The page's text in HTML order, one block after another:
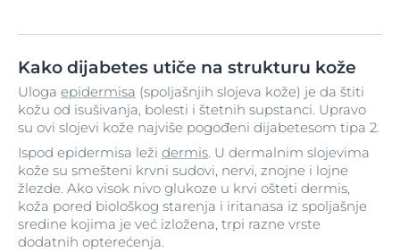
Kako dijabetes utiče na strukturu kože
Uloga epidermisa (spoljašnjih slojeva kože) je da štiti
kožu od isušivanja, bolesti i štetnih supstanci. Upravo
su ovi slojevi kože najviše pogođeni dijabetesom tipa 2.
Ispod epidermisa leži dermis. U dermalnim slojevima
kože su smešteni krvni sudovi, nervi, znojne i lojne
žlezde. Ako visok nivo glukoze u krvi ošteti dermis,
koža pored biološkog starenja i iritanasa iz spoljašnje
sredine kojima je već izložena, trpi razne vrste
dodatnih opterećenja.